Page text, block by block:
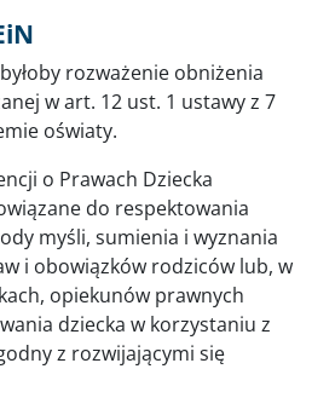
rozważenie obniżenia
w art. 12 ust. 1 ustawy z 7
oświaty.
o Prawach Dziecka
do respektowania
myśli, sumienia i wyznania
i obowiązków rodziców lub, w
opiekunów prawnych
dziecka w korzystaniu z
z rozwijającymi się